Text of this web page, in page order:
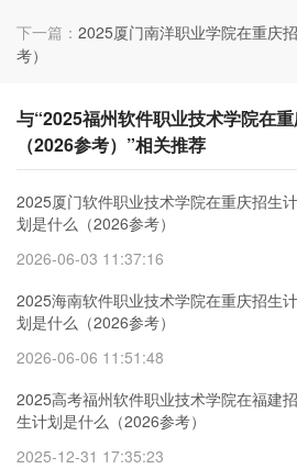
下一篇： 2025厦门南洋职业学院在重庆
考）
与“2025福州软件职业技术学院在
（2026参考）”相关推荐
2025厦门软件职业技术学院在重庆招生计
划是什么（2026参考）
2026-06-03 11:37:16
2025海南软件职业技术学院在重庆招生计
划是什么（2026参考）
2026-06-06 11:51:48
2025高考福州软件职业技术学院在福建招
生计划是什么（2026参考）
2025-12-31 17:35:23